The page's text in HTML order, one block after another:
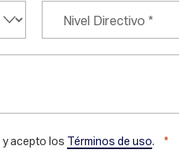
y acepto los Términos de uso.